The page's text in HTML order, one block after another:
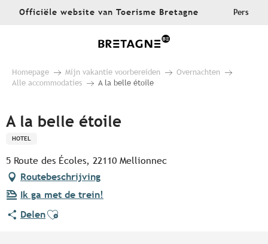
AllerOfficiële website van Toerisme Bretagne Pers
Homepage Mijn vakantie voorbereiden
Overnachten
Alle accommodaties
A la belle étoile
A la belle étoile
HOTEL
5 Route des Écoles, 22110 Mellionnec
Routebeschrijving
Ik ga met de trein!
DelenAjouter aux favoris